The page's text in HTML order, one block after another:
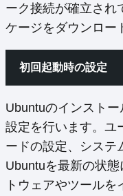
ーク接続が確立され
ケージをダウンロー
初回起動時の設定
Ubuntuのインスト
設定を行います。ユ
ードの設定、システ
Ubuntuを最新の状
トウェアやツール